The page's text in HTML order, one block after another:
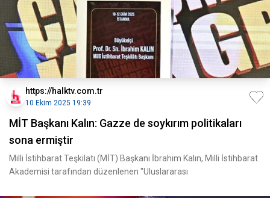
https://halktv.com.tr
10 Ekim 2025 19:39
MİT Başkanı Kalın: Gazze de soykırım politikaları
sona ermiştir
Milli İstihbarat Teşkilatı (MİT) Başkanı İbrahim Kalın, Milli İstihbarat
Akademisi tarafından düzenlenen "Uluslararası